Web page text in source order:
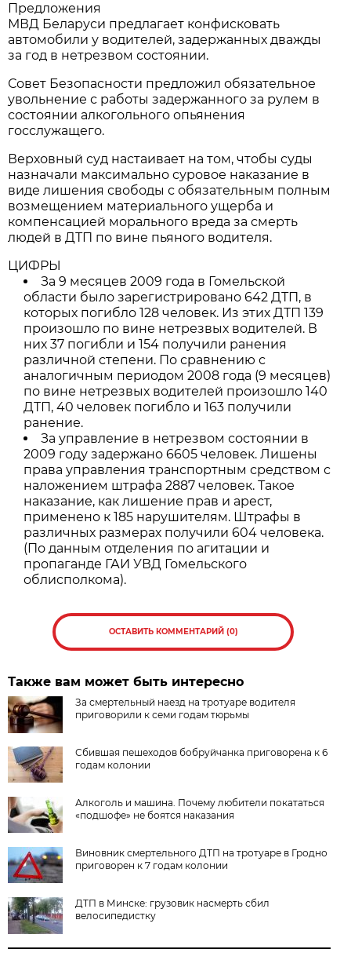
Предложения
МВД Беларуси предлагает конфисковать
автомобили у водителей, задержанных дважды
за год в нетрезвом состоянии.
Совет Безопасности предложил обязательное
увольнение с работы задержанного за рулем в
состоянии алкогольного опьянения
госслужащего.
Верховный суд настаивает на том, чтобы суды
назначали максимально суровое наказание в
виде лишения свободы с обязательным полным
возмещением материального ущерба и
компенсацией морального вреда за смерть
людей в ДТП по вине пьяного водителя.
ЦИФРЫ
За 9 месяцев 2009 года в Гомельской
области было зарегистрировано 642 ДТП, в
которых погибло 128 человек. Из этих ДТП 139
произошло по вине нетрезвых водителей. В
них 37 погибли и 154 получили ранения
различной степени. По сравнению с
аналогичным периодом 2008 года (9 месяцев)
по вине нетрезвых водителей произошло 140
ДТП, 40 человек погибло и 163 получили
ранение.
За управление в нетрезвом состоянии в
2009 году задержано 6605 человек. Лишены
права управления транспортным средством с
наложением штрафа 2887 человек. Такое
наказание, как лишение прав и арест,
применено к 185 нарушителям. Штрафы в
различных размерах получили 604 человека.
(По данным отделения по агитации и
пропаганде ГАИ УВД Гомельского
облисполкома).
ОСТАВИТЬ КОММЕНТАРИЙ (0)
Также вам может быть интересно
За смертельный наезд на тротуаре водителя
приговорили к семи годам тюрьмы
Сбившая пешеходов бобруйчанка приговорена к 6
годам колонии
Алкоголь и машина. Почему любители покататься
«подшофе» не боятся наказания
Виновник смертельного ДТП на тротуаре в Гродно
приговорен к 7 годам колонии
ДТП в Минске: грузовик насмерть сбил
велосипедистку